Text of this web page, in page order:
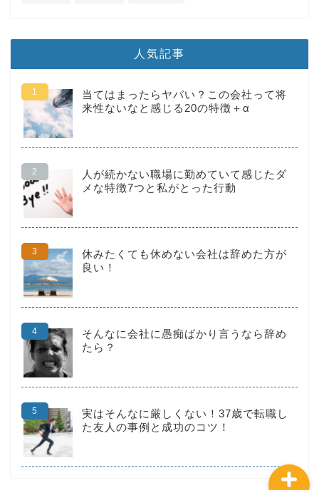
人気記事
当てはまったらヤバい？この会社って将
来性ないなと感じる20の特徴＋α
人が続かない職場に勤めていて感じたダ
メな特徴7つと私がとった行動
休みたくても休めない会社は辞めた方が
良い！
そんなに会社に愚痴ばかり言うなら辞め
たら？
実はそんなに厳しくない！37歳で転職し
た友人の事例と成功のコツ！